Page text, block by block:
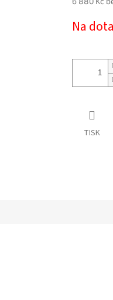
cena:
Na
TISK